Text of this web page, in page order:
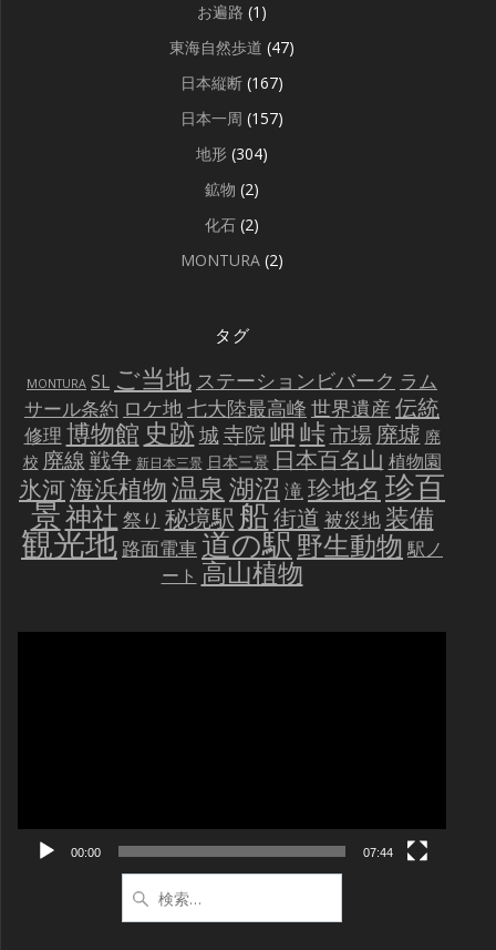
お遍路 (1)
東海自然歩道 (47)
日本縦断 (167)
日本一周 (157)
地形 (304)
鉱物 (2)
化石 (2)
MONTURA (2)
タグ
MONTURA SL ご当地 ステーションビバーク ラム
サール条約 ロケ地七大陸最高峰 世界遺産 伝統
修理 博物館 史跡城寺院岬峠市場 廃墟 廃
校 廃線戦争 新日本三景 日本三景 日本百名山 植物園
氷河海浜植物温泉湖沼 滝珍地名 珍百
景神社 祭り 秘境駅船街道 被災地 装備
観光地 路面電車道の駅野生動物 駅ノ
ート 高山植物
00:00 07:44
索: